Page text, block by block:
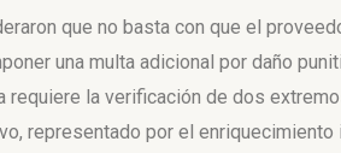
que no basta con que el
una multa adicional por daño
requiere la verificación de dos
representado por el enriquecimiento